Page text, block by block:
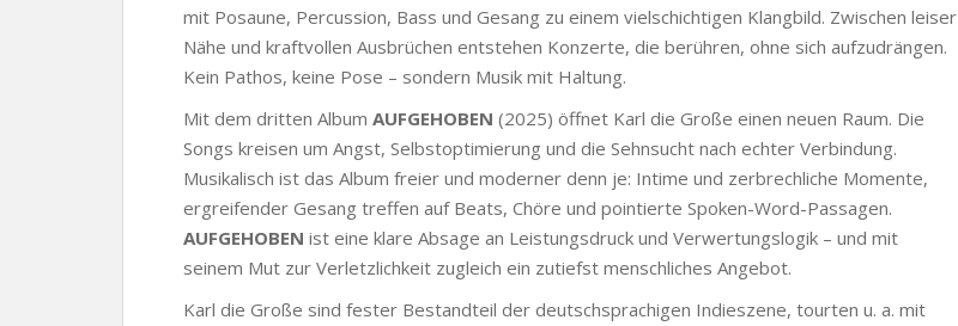
mit Posaune, Percussion, Bass und Gesang zu einem vielschichtigen Klangbild. Zwischen leiser
Nähe und kraftvollen Ausbrüchen entstehen Konzerte, die berühren, ohne sich aufzudrängen.
Kein Pathos, keine Pose – sondern Musik mit Haltung.
Mit dem dritten Album AUFGEHOBEN (2025) öffnet Karl die Große einen neuen Raum. Die
Songs kreisen um Angst, Selbstoptimierung und die Sehnsucht nach echter Verbindung.
Musikalisch ist das Album freier und moderner denn je: Intime und zerbrechliche Momente,
ergreifender Gesang treffen auf Beats, Chöre und pointierte Spoken-Word-Passagen.
AUFGEHOBEN ist eine klare Absage an Leistungsdruck und Verwertungslogik – und mit
seinem Mut zur Verletzlichkeit zugleich ein zutiefst menschliches Angebot.
Karl die Große sind fester Bestandteil der deutschsprachigen Indieszene, tourten u. a. mit